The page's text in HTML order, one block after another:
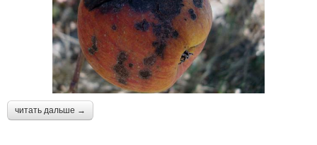
читать дальше →